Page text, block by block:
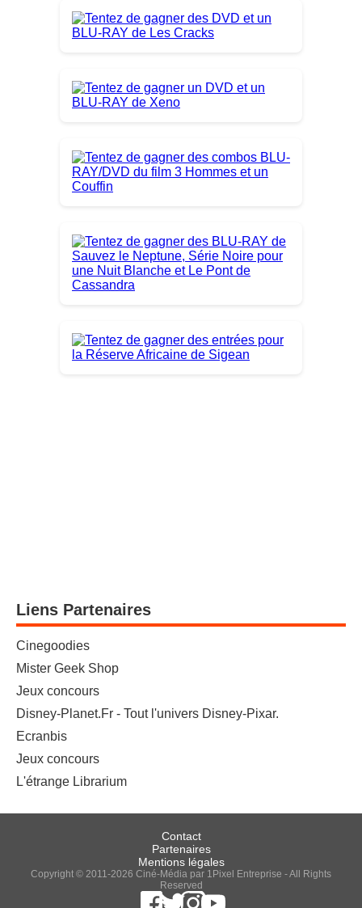
Liens Partenaires
Cinegoodies
Mister Geek Shop
Jeux concours
Disney-Planet.Fr - Tout l'univers Disney-Pixar.
Ecranbis
Jeux concours
L'étrange Librarium
Contact
Partenaires
Mentions légales
Copyright © 2011-2026 Ciné-Média par 1Pixel Entreprise - All Rights
Reserved